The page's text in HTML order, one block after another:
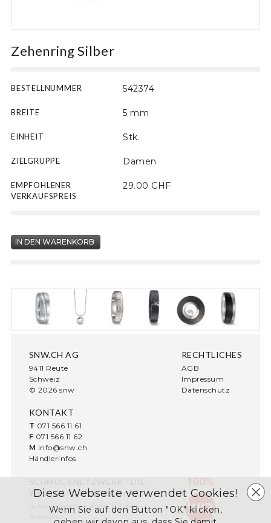
Zehenring Silber
BESTELLNUMMER 542374
BREITE 5 mm
EINHEIT Stk.
ZIELGRUPPE Damen
EMPFOHLENER
VERKAUFSPREIS
29.00 CHF
SNW.CH AG
9411 Reute
Schweiz
© 2026 snw
KONTAKT
T 071 566 11 61
F 071 566 11 62
M info@snw.ch
Händlerinfos
WELT DER LEIDENSCHAFT
Schmuckgrosshandel für die
RECHTLICHES
AGB
Impressum
Datenschutz
Diese Webseite verwendet Cookies!
Wenn Sie auf den Button "OK" klicken,